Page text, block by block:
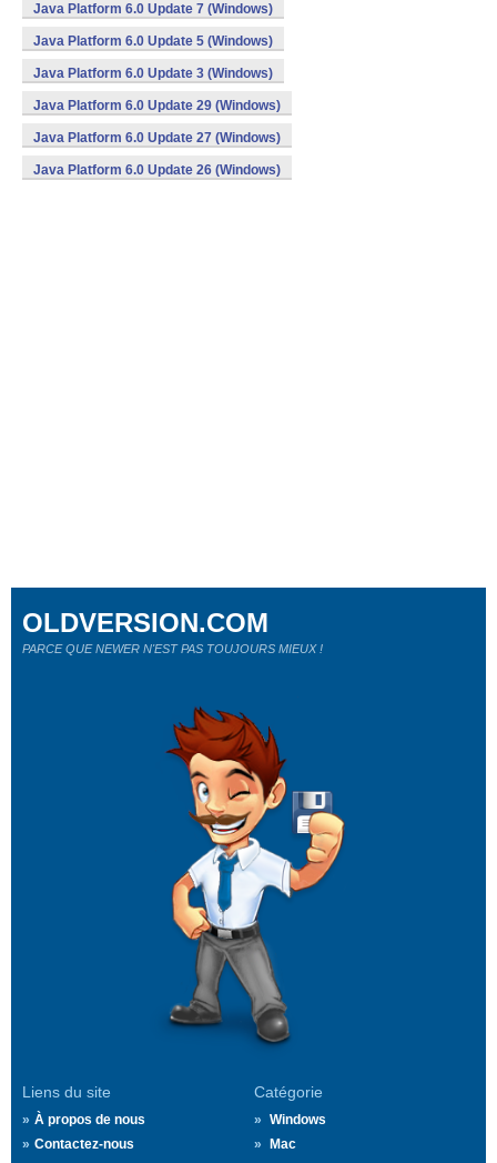
Java Platform 6.0 Update 7 (Windows)
Java Platform 6.0 Update 5 (Windows)
Java Platform 6.0 Update 3 (Windows)
Java Platform 6.0 Update 29 (Windows)
Java Platform 6.0 Update 27 (Windows)
Java Platform 6.0 Update 26 (Windows)
Liens du site
À propos de nous
Contactez-nous
Catégorie
Windows
Mac
OLDVERSION.COM
PARCE QUE NEWER N'EST PAS TOUJOURS MIEUX !